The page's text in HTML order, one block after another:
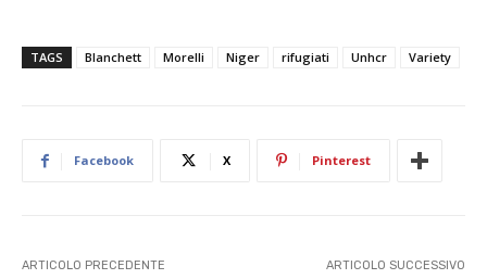
TAGS Blanchett Morelli Niger rifugiati Unhcr Variety
Facebook X Pinterest
ARTICOLO PRECEDENTE ARTICOLO SUCCESSIVO